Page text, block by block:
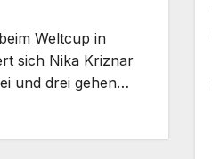
Weltcup in
sich Nika Kriznar
und drei gehen…